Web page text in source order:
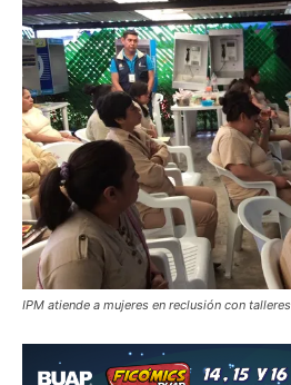
IPM atiende a mujeres en reclusión con talleres